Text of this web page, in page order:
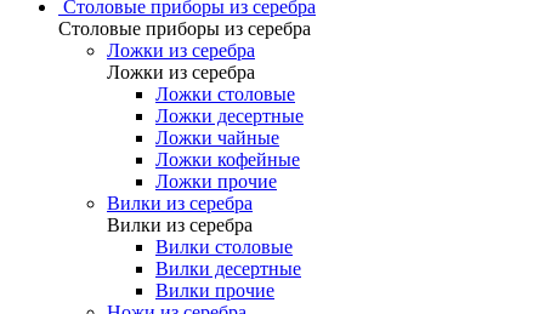
Столовые приборы из серебра
Столовые приборы из серебра
Ложки из серебра
Ложки из серебра
Ложки столовые
Ложки десертные
Ложки чайные
Ложки кофейные
Ложки прочие
Вилки из серебра
Вилки из серебра
Вилки столовые
Вилки десертные
Вилки прочие